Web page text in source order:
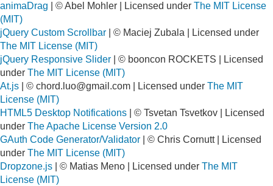
animaDrag | © Abel Mohler | Licensed under The MIT License
(MIT)
jQuery Custom Scrollbar | © Maciej Zubala | Licensed under
The MIT License (MIT)
jQuery Responsive Slider | © booncon ROCKETS | Licensed
under The MIT License (MIT)
At.js | © chord.luo@gmail.com | Licensed under The MIT
License (MIT)
HTML5 Desktop Notifications | © Tsvetan Tsvetkov | Licensed
under The Apache License Version 2.0
GAuth Code Generator/Validator | © Chris Cornutt | Licensed
under The MIT License (MIT)
Dropzone.js | © Matias Meno | Licensed under The MIT
License (MIT)